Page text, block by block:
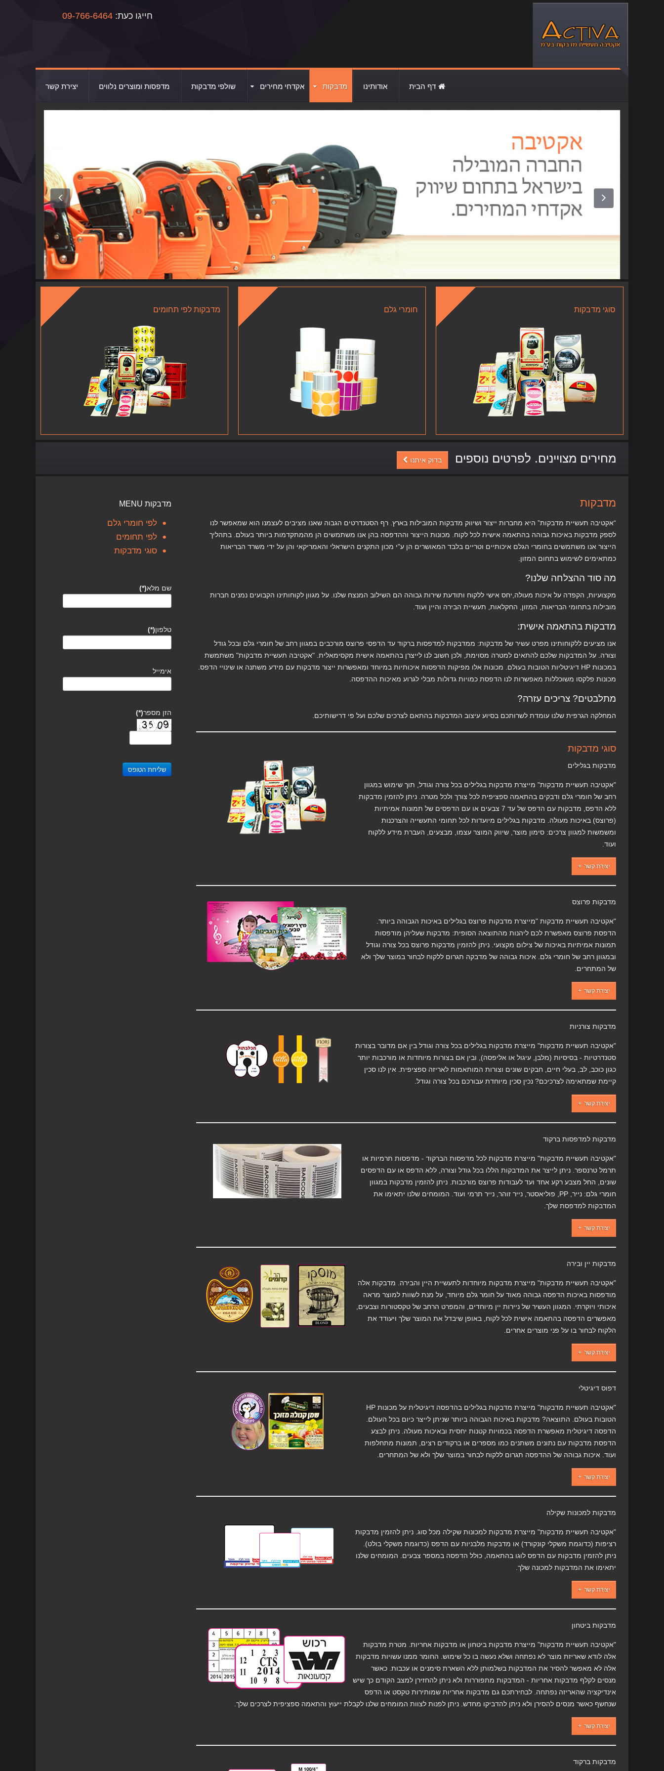
חייגו כעת:09-766-6464
דף הבית אודותינו מדבקות אקדחי מחירים שולפי מדבקות מדפסות ומוצרים נלווים יצירת קשר
מדבקות לפי תחומים חומרי גלם סוגי מדבקות
מחירים מצויינים. לפרטים נוספים בדוק איתנו
מדבקות
“אקטיבה תעשיית מדבקות” היא מחברות ייצור ושיווק מדבקות המובילות בארץ. רף הסטנדרטים הגבוה שאנו מציבים לעצמנו הוא שמאפשר לנו
לספק מדבקות באיכות גבוהה בהתאמה אישית לכל לקוח. מכונות הייצור וההדפסה בהן אנו משתמשים הן מהמתקדמות ביותר בעולם. בתהליך
הייצור אנו משתמשים בחומרי הגלם איכותיים וטריים בלבד המאושרים הן ע"י מכון התקנים הישראלי והאמריקאי והן על ידי משרד הבריאות
כמתאימים לשימוש בתחום המזון.
מה סוד ההצלחה שלנו?
מקצועיות, הקפדה על איכות מעולה,יחס אישי ללקוח ותודעת שירות גבוהה הם השילוב המנצח שלנו. על מגוון לקוחותינו הקבועים נמנים חברות
מובילות בתחומי הבריאות, המזון, החקלאות, תעשיית הבירה והיין ועוד.
מדבקות בהתאמה אישית:
אנו מציעים ללקוחותינו מפרט עשיר של מדבקות: ממדבקות למדפסות ברקוד עד הדפסי פרוצס מורכבים במגוון רחב של חומרי גלם ובכל גודל
וצורה. על המדבקות שלכם להתאים למטרה מסוימת, ולכן חשוב לנו לייצרן בהתאמה אישית מקסימאלית. "אקטיבה תעשיית מדבקות" משתמשת
במכונות HP דיגיטליות הטובות בעולם. מכונות אלו מפיקות הדפסות איכותיות במיוחד ומאפשרות ייצור מדבקות עם מידע משתנה או שינויי הדפס.
מכונות פלקסו משוכללות מאפשרות לנו הדפסת כמויות גדולות מבלי לגרוע מאיכות ההדפסה.
מתלבטים? צריכים עזרה?
המחלקה הגרפית שלנו עומדת לשרותכם בסיוע עיצוב המדבקות בהתאם לצרכים שלכם ועל פי דרישותיכם.
סוגי מדבקות
מדבקות בגלילים
"אקטיבה תעשיית מדבקות" מייצרת מדבקות בגלילים בכל צורה וגודל, תוך שימוש במגוון
רחב של חומרי גלם ודבקים בהתאמה ספציפית לכל צורך ולכל מטרה. ניתן להזמין מדבקות
ללא הדפס, מדבקות עם הדפס של עד 7 צבעים או עם הדפסים של תמונות אמיתיות
(פרוצס) באיכות מעולה. מדבקות בגלילים מיועדות לכל תחומי התעשייה והצרכנות
ומשמשות למגוון צרכים: סימון מוצר, שיווק המוצר עצמו, מבצעים, העברת מידע ללקוח
ועוד.
יצירת קשר
מדבקות פרוצס
"אקטיבה תעשיית מדבקות "מייצרת מדבקות פרוצס בגלילים באיכות הגבוהה ביותר.
הדפסת פרוצס מאפשרת לכם ליהנות מהתוצאה הסופית: מדבקות שעליהן מודפסות
תמונות אמיתיות באיכות של צילום מקצועי. ניתן להזמין מדבקות פרוצס בכל צורה וגודל
ובמגוון רחב של חומרי גלם. איכות גבוהה של מדבקה תגרום ללקוח לבחור במוצר שלך ולא
של המתחרים.
יצירת קשר
מדבקות צורניות
"אקטיבה תעשיית מדבקות" מייצרת מדבקות בגלילים בכל צורה וגודל בין אם מדובר בצורות
סטנדרטיות - בסיסיות (מלבן, עיגול או אליפסה), ובין אם בצורות מיוחדות או מורכבות יותר
כגון כוכב, לב, בעלי חיים, חבקים שונים וצורות המותאמות לאריזה ספציפית. אין לנו סכין
קיימת שמתאימה לצרכיכם? נכין סכין מיוחדת עבורכם בכל צורה וגודל.
יצירת קשר
מדבקות למדפסות ברקוד
"אקטיבה תעשיית מדבקות" מייצרת מדבקות לכל מדפסות הברקוד - מדפסות תרמיות או
תרמל טרנספר. ניתן לייצר את המדבקות הללו בכל גודל וצורה, ללא הדפס או עם הדפסים
שונים, החל מצבע רקע אחד ועד לעבודות פרוצס מורכבות. ניתן להזמין מדבקות במגוון
חומרי גלם: נייר, PP, פוליאסטר, נייר זוהר, נייר תרמי ועוד. המומחים שלנו יתאימו את
המדבקות למדפסת שלך.
יצירת קשר
מדבקות יין ובירה
"אקטיבה תעשיית מדבקות" מייצרת מדבקות מיוחדות לתעשיית היין והבירה. מדבקות אלה
מודפסות באיכות הדפסה גבוהה מאוד על חומר גלם מיוחד, על מנת לשוות למוצר מראה
איכותי ויוקרתי. המגוון העשיר של ניירות יין מיוחדים, והמפרט הרחב של טקסטורות וצבעים,
מאפשרים הדפסה בהתאמה אישית לכל לקוח, באופן שיבדל את המוצר שלך ויעודד את
הלקוח לבחור בו על פני מוצרים אחרים.
יצירת קשר
דפוס דיגיטלי
"אקטיבה תעשיית מדבקות" מייצרת מדבקות בגלילים בהדפסה דיגיטלית על מכונות HP
הטובות בעולם. התוצאה? מדבקות באיכות הגבוהה ביותר שניתן לייצר כיום בכל העולם.
הדפסה דיגיטלית מאפשרת הדפסה בכמויות קטנות יחסית ובאיכות מעולה. ניתן לבצע
הדפסת מדבקות עם נתונים משתנים כמו מספרים או ברקודים רצים, תמונות מתחלפות
ועוד. איכות גבוהה של ההדפסה תגרום ללקוח לבחור במוצר שלך ולא של המתחרים.
יצירת קשר
מדבקות למכונות שקילה
"אקטיבה תעשיית מדבקות" מייצרת מדבקות למכונות שקילה מכל סוג. ניתן להזמין מדבקות
רציפות (כדוגמת משקלי קונקורד) או מדבקות מלבניות עם הדפס (כדוגמת משקלי בולט).
ניתן להזמין מדבקות עם הדפס לוגו בהתאמה, כולל הדפסה במספר צבעים. המומחים שלנו
יתאימו את המדבקות למכונה שלך.
יצירת קשר
מדבקות ביטחון
"אקטיבה תעשיית מדבקות" מייצרת מדבקות ביטחון או מדבקות אחריות. מטרת מדבקות
אלה לודא שאריזת מוצר לא נפתחה ושלא נעשה בו כל שימוש. החומר ממנו עשויות מדבקות
אלה לא מאפשר להסיר את המדבקות בשלמותן ללא השארת סימנים או עכבות. כאשר
מנסים לקלף מדבקות אחריות - המדבקות מתפוררות ולא ניתן להחזירן למצב הקודם כך שיש
אינדיקציה שהאריזה נפתחה. לבחירתכם גם מדבקות אחריות שמותירות טקסט או הדפס
שנחשף כאשר מנסים להסירן ולא ניתן להדביקו מחדש. ניתן לפנות לצוות המומחים שלנו לקבלת ייעוץ והתאמה ספציפית לצרכים שלך.
יצירת קשר
מדבקות ברקוד
מדבקות MENU
לפי חומרי גלם
לפי תחומים
סוגי מדבקות
שם מלא(*)
טלפון(*)
אימייל
הזן מספר(*)